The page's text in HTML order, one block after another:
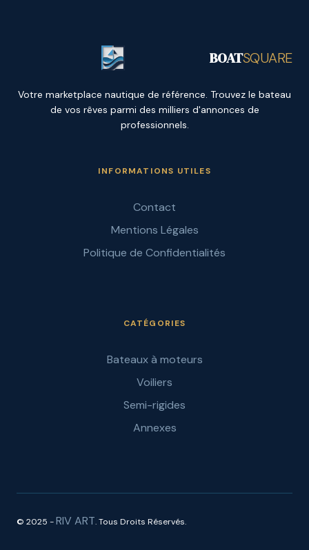
BOATSQUARE
Votre marketplace nautique de référence. Trouvez le bateau
de vos rêves parmi des milliers d'annonces de
professionnels.
INFORMATIONS UTILES
Contact
Mentions Légales
Politique de Confidentialités
CATÉGORIES
Bateaux à moteurs
Voiliers
Semi-rigides
Annexes
© 2025 -RIV ART. Tous Droits Réservés.